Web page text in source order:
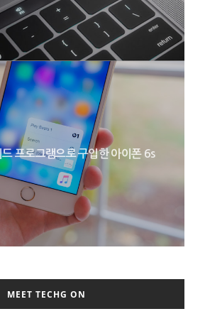
프로그램으로 구입한 아이폰 6s
MEET TECHG ON